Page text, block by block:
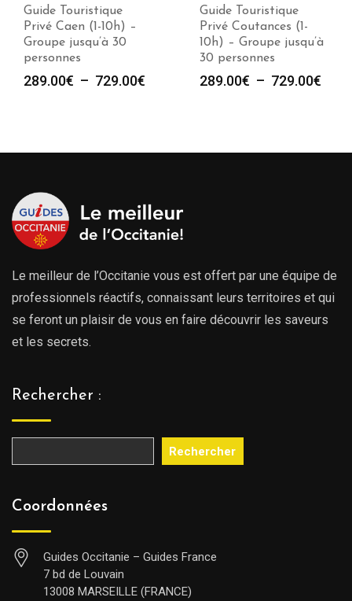
Guide Touristique
Privé Caen (1-10h) –
Groupe jusqu’à 30
personnes
289.00€ – 729.00€
à
Guide Touristique
Privé Coutances (1-
10h) – Groupe jusqu’à
30 personnes
289.00€ – 729.00€
à
Le meilleur de l’Occitanie vous est offert par une équipe de
professionnels réactifs, connaissant leurs territoires et qui
se feront un plaisir de vous en faire découvrir les saveurs
et les secrets.
Rechercher :
Rechercher
Coordonnées
Guides Occitanie – Guides France
7 bd de Louvain
13008 MARSEILLE (FRANCE)